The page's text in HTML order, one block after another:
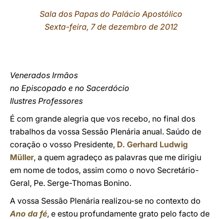
Sala dos Papas do Palácio Apostólico
Sexta-feira, 7 de dezembro de 2012
Venerados Irmãos
no Episcopado e no Sacerdócio
Ilustres Professores
É com grande alegria que vos recebo, no final dos
trabalhos da vossa Sessão Plenária anual. Saúdo de
coração o vosso Presidente, D. Gerhard Ludwig
Müller, a quem agradeço as palavras que me dirigiu
em nome de todos, assim como o novo Secretário-
Geral, Pe. Serge-Thomas Bonino.
A vossa Sessão Plenária realizou-se no contexto do
Ano da fé, e estou profundamente grato pelo facto de